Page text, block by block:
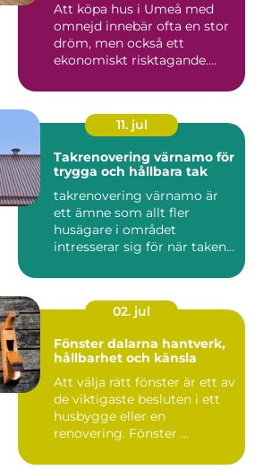
Att köpa hus i Umeå med
omnejd innebär ofta en stor
dröm, men också ett
ekonomiskt risktagande.
11. jul
Takrenovering värnamo för
trygga och hållbara tak
takrenovering värnamo är
ett ämne som allt fler
husägare i området
intresserar sig för när taken
02. jul
Fönster dalarna hantverk,
hållbarhet och känsla
Att välja rätt fönster är ett av
de viktigaste besluten i ett
husbygge eller en
renovering. Fönster ...